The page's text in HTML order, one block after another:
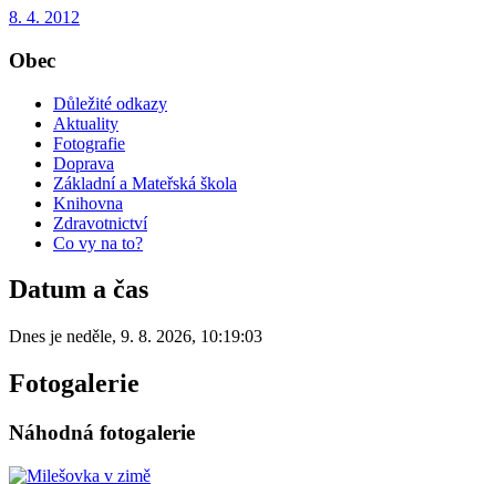
8. 4. 2012
Obec
Důležité odkazy
Aktuality
Fotografie
Doprava
Základní a Mateřská škola
Knihovna
Zdravotnictví
Co vy na to?
Datum a čas
Dnes je neděle, 9. 8. 2026, 10:19:03
Fotogalerie
Náhodná fotogalerie